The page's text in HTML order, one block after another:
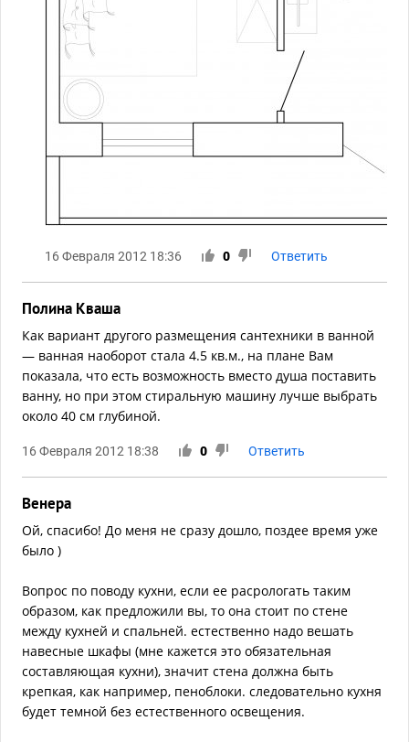
16 Февраля 2012 18:36 0 Ответить
Полина Кваша
Как вариант другого размещения сантехники в ванной
— ванная наоборот стала 4.5 кв.м., на плане Вам
показала, что есть возможность вместо душа поставить
ванну, но при этом стиральную машину лучше выбрать
около 40 см глубиной.
16 Февраля 2012 18:38 0 Ответить
Венера
Ой, спасибо! До меня не сразу дошло, поздее время уже
было )
Вопрос по поводу кухни, если ее расрологать таким
образом, как предложили вы, то она стоит по стене
между кухней и спальней. естественно надо вешать
навесные шкафы (мне кажется это обязательная
составляющая кухни), значит стена должна быть
крепкая, как например, пеноблоки. следовательно кухня
будет темной без естественного освещения.